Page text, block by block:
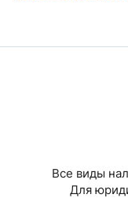
Все виды
Для